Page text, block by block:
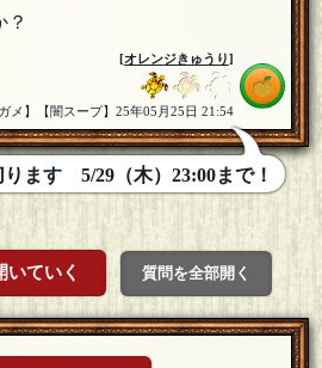
？
[オレンジきゅうり]
ガメ】【闇スープ】25年05月25日 21:54
ます 5/29（木）23:00まで！
いていく 質問を全部開く